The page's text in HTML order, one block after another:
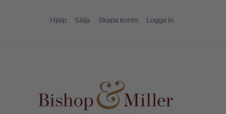
Hjälp Sälja Skapa konto Logga in